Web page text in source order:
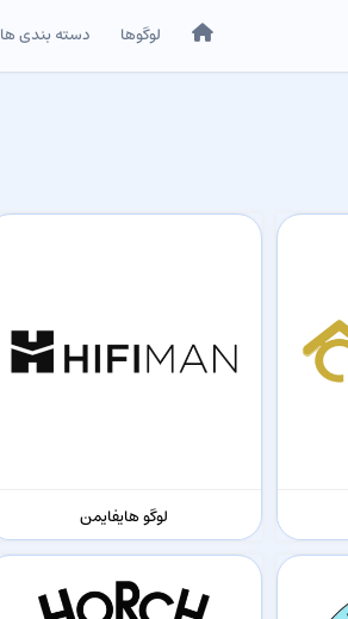
خانه لوگوها دسته بندی ها
لوگو هایفایمن